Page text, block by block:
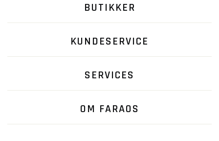
BUTIKKER
KUNDESERVICE
SERVICES
OM FARAOS